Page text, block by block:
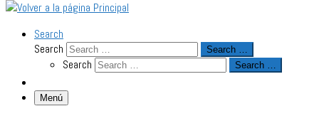
Search
Search
Search …
Search Search …
Menú